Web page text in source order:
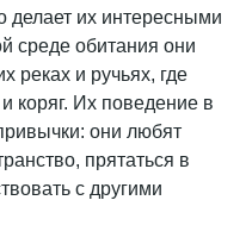
делает их интересными
среде обитания они
реках и ручьях, где
коряг. Их поведение в
они любят
прятаться в
с другими